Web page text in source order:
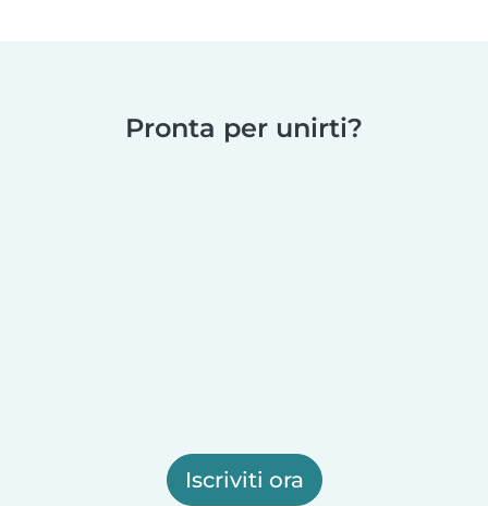
Pronta per unirti?
Iscriviti ora